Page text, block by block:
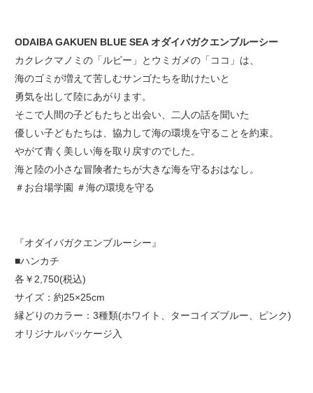
ODAIBA GAKUEN BLUE SEA オダイバガクエンブルーシー
カクレクマノミの「ルビー」とウミガメの「ココ」は、
海のゴミが増えて苦しむサンゴたちを助けたいと
勇気を出して陸にあがります。
そこで人間の子どもたちと出会い、二人の話を聞いた
優しい子どもたちは、協力して海の環境を守ることを約束。
やがて青く美しい海を取り戻すのでした。
海と陸の小さな冒険者たちが大きな海を守るおはなし。
＃お台場学園 ＃海の環境を守る
『オダイバガクエンブルーシー』
■ハンカチ
各￥2,750(税込)
サイズ：約25×25cm
縁どりのカラー：3種類(ホワイト、ターコイズブルー、ピンク)
オリジナルパッケージ入